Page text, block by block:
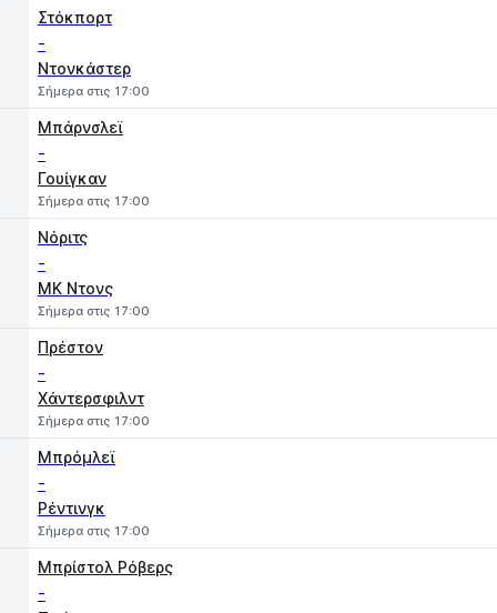
Στόκπορτ
-
Ντονκάστερ
Σήμερα στις 17:00
Μπάρνσλεϊ
-
Γουίγκαν
Σήμερα στις 17:00
Νόριτς
-
MK Ντονς
Σήμερα στις 17:00
Πρέστον
-
Χάντερσφιλντ
Σήμερα στις 17:00
Μπρόμλεϊ
-
Ρέντινγκ
Σήμερα στις 17:00
Μπρίστολ Ρόβερς
-